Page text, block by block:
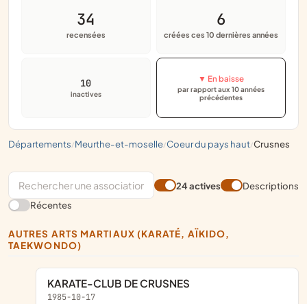
départements/ meurthe-et-moselle/ coeur du pays haut/ crusnes
34
recensées
6
créées ces 10 dernières années
10
inactives
▼ En baisse
par rapport aux 10 années
précédentes
24 actives
Descriptions
Récentes
AUTRES ARTS MARTIAUX (KARATÉ, AÏKIDO,
TAEKWONDO)
KARATE-CLUB DE CRUSNES
1985-10-17